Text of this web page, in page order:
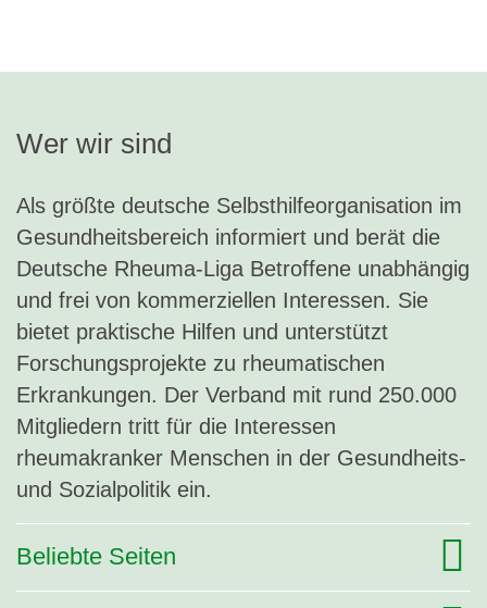
Wer wir sind
Als größte deutsche Selbsthilfeorganisation im
Gesundheitsbereich informiert und berät die
Deutsche Rheuma-Liga Betroffene unabhängig
und frei von kommerziellen Interessen. Sie
bietet praktische Hilfen und unterstützt
Forschungsprojekte zu rheumatischen
Erkrankungen. Der Verband mit rund 250.000
Mitgliedern tritt für die Interessen
rheumakranker Menschen in der Gesundheits-
und Sozialpolitik ein.
Beliebte Seiten